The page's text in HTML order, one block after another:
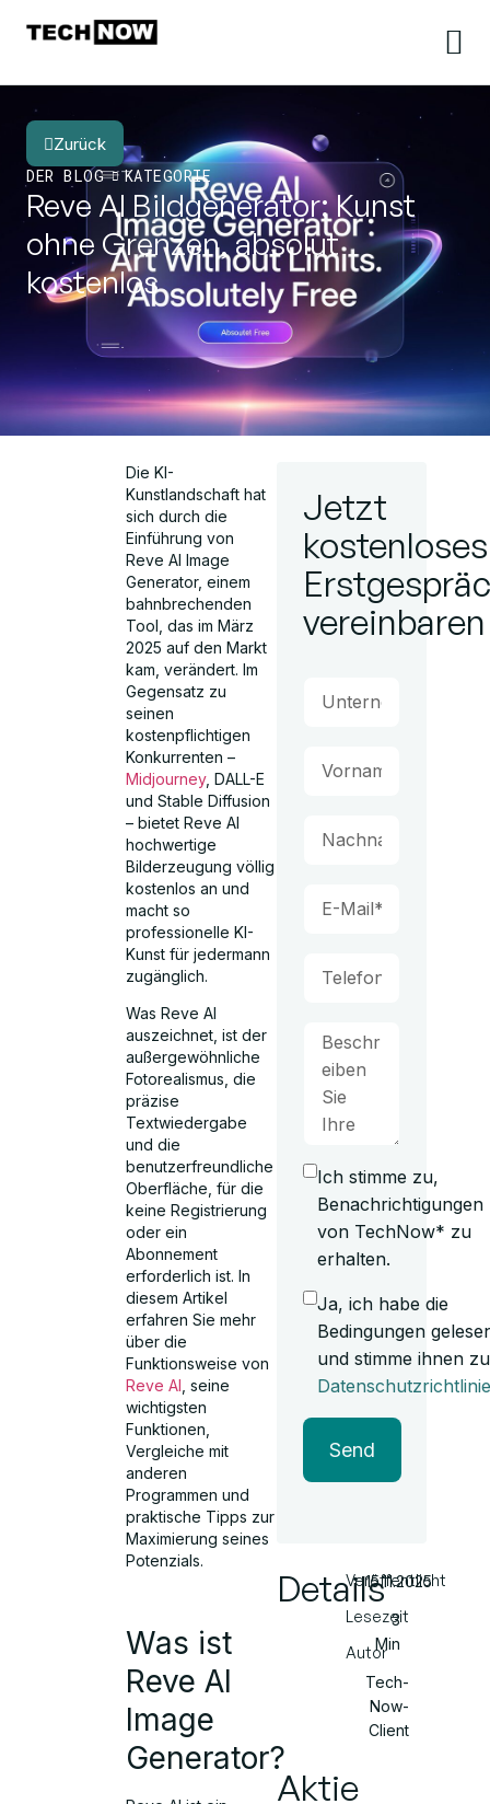
Zurück
DER BLOG
KATEGORIE
Reve AI Bildgenerator: Kunst
ohne Grenzen, absolut
kostenlos
Die KI-
Kunstlandschaft hat
sich durch die
Einführung von
Reve AI Image
Generator, einem
bahnbrechenden
Tool, das im März
2025 auf den Markt
kam, verändert. Im
Gegensatz zu
seinen
kostenpflichtigen
Konkurrenten –
Midjourney, DALL-E
und Stable Diffusion
– bietet Reve AI
hochwertige
Bilderzeugung völlig
kostenlos an und
macht so
professionelle KI-
Kunst für jedermann
zugänglich.
Was Reve AI
auszeichnet, ist der
außergewöhnliche
Fotorealismus, die
präzise
Textwiedergabe
und die
benutzerfreundliche
Oberfläche, für die
keine Registrierung
oder ein
Abonnement
erforderlich ist. In
diesem Artikel
erfahren Sie mehr
über die
Funktionsweise von
Reve AI , seine
wichtigsten
Funktionen,
Vergleiche mit
anderen
Programmen und
praktische Tipps zur
Maximierung seines
Potenzials.
Was ist
Reve AI
Image
Generator?
Jetzt
kostenloses
vereinbaren
Ich stimme zu,
Benachrichtigungen
von TechNow* zu
erhalten.
Ja, ich habe die
Bedingungen
und stimme ihnen
Datenschutzrichtlinie
Send
DetailsVeröffentlicht
Lesezeit
Autor
15.11.2025
3
Min
Tech-
Now-
Client
Aktie